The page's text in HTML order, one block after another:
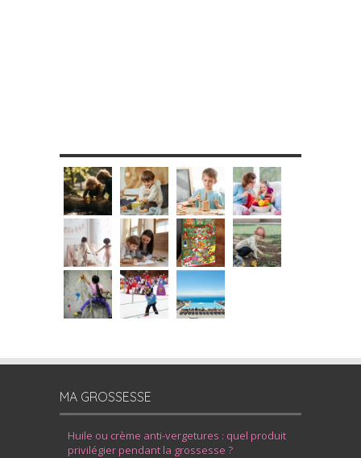
MA GROSSESSE
Huile ou crème anti-vergetures : quel produit
privilégier pendant la grossesse ?